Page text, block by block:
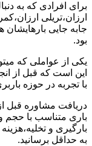
برای افرادی که به
ارزان،تریلی
جابه جایی بارهایشان
بود.
یکی از عواملی که
این است که قبل از
با تجربه در حوزه
دریافت مشاوره قبل
باری متناسب با حجم
بارگیری و
به حداقل برسانید.